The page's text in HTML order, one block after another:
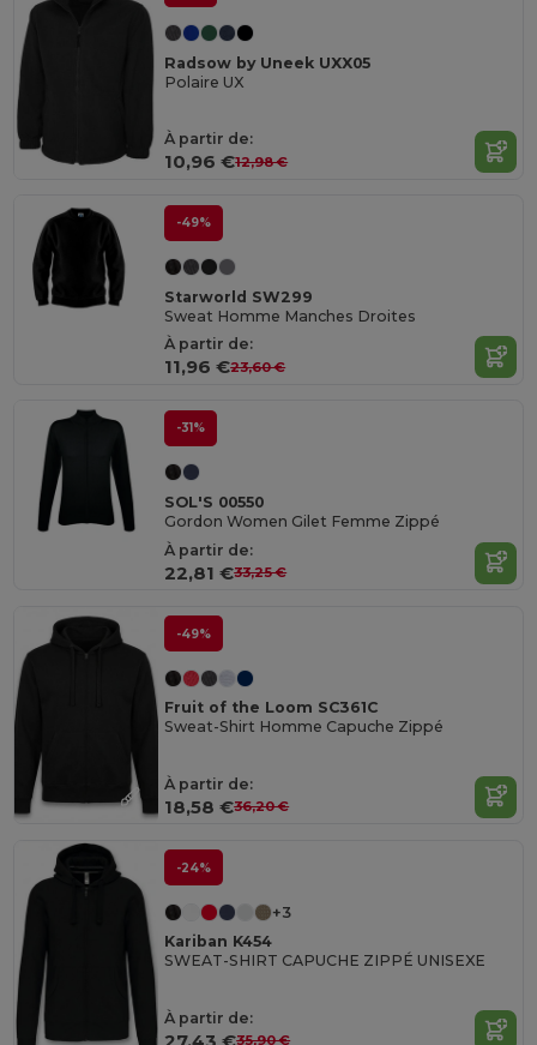
Radsow by Uneek UXX05
Polaire UX
À partir de:
10,96 €12,98 €
-49%
Starworld SW299
Sweat Homme Manches Droites
À partir de:
11,96 €23,60 €
-31%
SOL'S 00550
Gordon Women Gilet Femme Zippé
À partir de:
22,81 €33,25 €
-49%
Fruit of the Loom SC361C
Sweat-Shirt Homme Capuche Zippé
À partir de:
18,58 €36,20 €
-24%
+3
Kariban K454
SWEAT-SHIRT CAPUCHE ZIPPÉ UNISEXE
À partir de:
27,43 €35,90 €